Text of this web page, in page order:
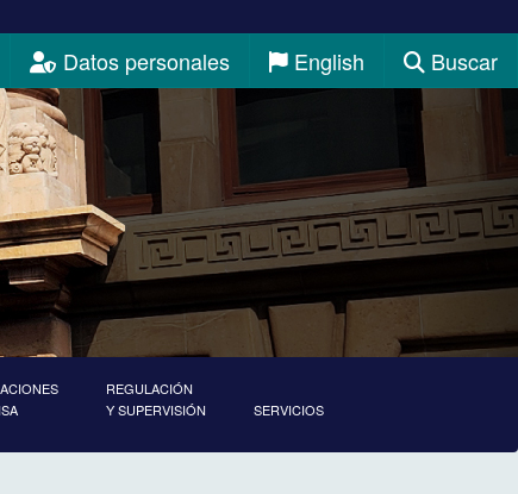
Datos personales English Buscar
REGULACIÓN
Y SUPERVISIÓN
SERVICIOS